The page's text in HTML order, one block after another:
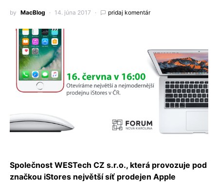
by MacBlog 14. júna 2017 pridaj komentár
Společnost WESTech CZ s.r.o., která provozuje pod
značkou iStores největší síť prodejen Apple